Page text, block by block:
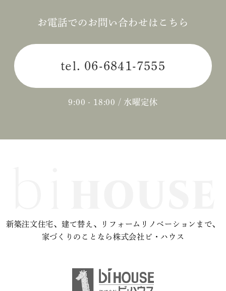
お電話でのお問い合わせはこちら
tel. 06-6841-7555
9:00 - 18:00 / 水曜定休
新築注文住宅、建て替え、リフォームリノベーションまで、
家づくりのことなら株式会社ビ・ハウス